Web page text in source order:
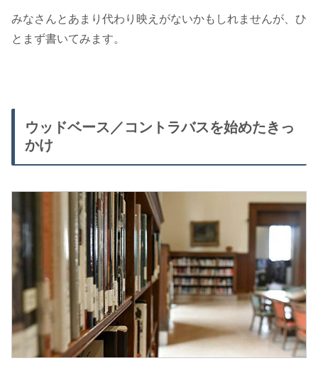
みなさんとあまり代わり映えがないかもしれませんが、ひ
とまず書いてみます。
ウッドベース／コントラバスを始めたきっ
かけ